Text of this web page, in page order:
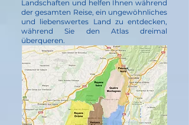
Landschaften und helfen Ihnen während
der gesamten Reise, ein ungewöhnliches
und liebenswertes Land zu entdecken,
während Sie den Atlas dreimal
überqueren.